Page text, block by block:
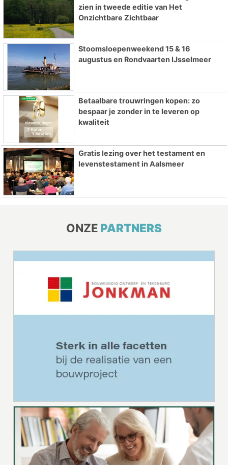
zien in tweede editie van Het
Onzichtbare Zichtbaar
Stoomsloepenweekend 15 & 16
augustus en Rondvaarten IJsselmeer
Betaalbare trouwringen kopen: zo
bespaar je zonder in te leveren op
kwaliteit
Gratis lezing over het testament en
levenstestament in Aalsmeer
ONZE PARTNERS